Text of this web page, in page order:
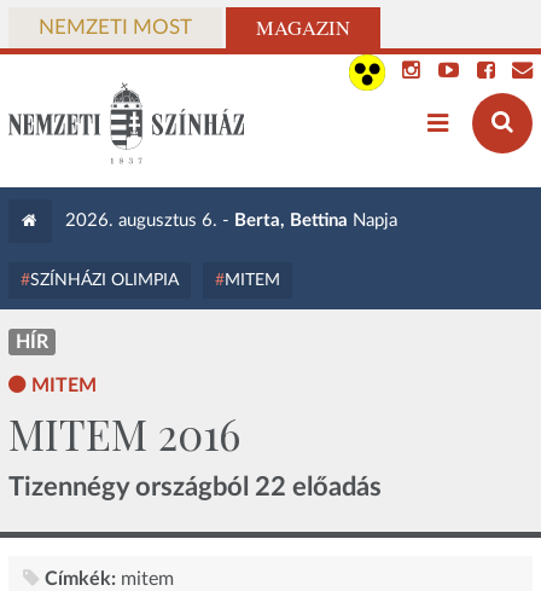
NEMZETI MOST MAGAZIN
2026. augusztus 6. - Berta, Bettina Napja
SZÍNHÁZI OLIMPIA MITEM
HÍR
MITEM
MITEM 2016
Tizennégy országból 22 előadás
Címkék: mitem